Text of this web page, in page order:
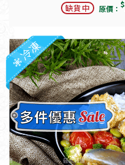
缺貨中 原價： $
冷凍